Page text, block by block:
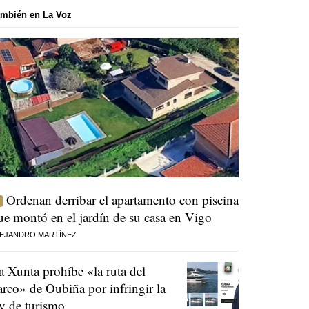
en La Voz
Ordenan derribar el apartamento con piscina
montó en el jardín de su casa en Vigo
MARTÍNEZ
Xunta prohíbe «la ruta del
de Oubiña por infringir la
de turismo